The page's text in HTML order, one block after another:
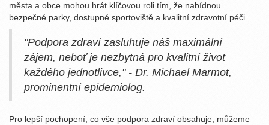
města a obce mohou hrát klíčovou roli tím, že nabídnou
bezpečné parky, dostupné sportoviště a kvalitní zdravotní péči.
"Podpora zdraví zasluhuje náš maximální
zájem, neboť je nezbytná pro kvalitní život
každého jednotlivce," - Dr. Michael Marmot,
prominentní epidemiolog.
Pro lepší pochopení, co vše podpora zdraví obsahuje, můžeme